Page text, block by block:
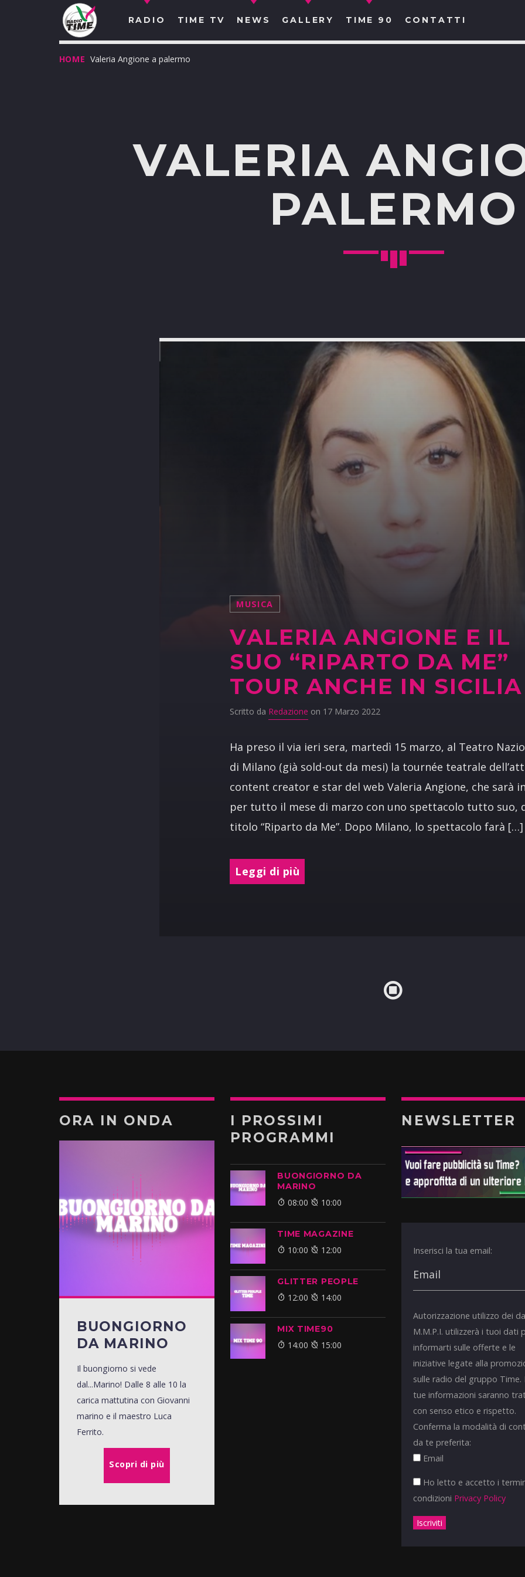
RADIO TIME TV NEWS GALLERY TIME 90 CONTATTI
HOME Valeria Angione a palermo
VALERIA
PALERMO
MUSICA
VALERIA ANGIONE E IL
SUO “RIPARTO DA ME”
TOUR ANCHE IN SICILIA
Scritto da Redazione on 17 Marzo 2022
Ha preso il via ieri sera, martedì 15 marzo, al Teatro
di Milano (già sold-out da mesi) la tournée teatrale
content creator e star del web Valeria Angione, che sarà
per tutto il mese di marzo con uno spettacolo tutto suo,
titolo “Riparto da Me”. Dopo Milano, lo spettacolo farà […]
Leggi di più
ORA IN ONDA
BUONGIORNO
DA MARINO
Il buongiorno si vede
dal...Marino! Dalle 8 alle 10 la
carica mattutina con Giovanni
marino e il maestro Luca
Ferrito.
Scopri di più
I PROSSIMI
PROGRAMMI
BUONGIORNO DA
MARINO
08:00 10:00
TIME MAGAZINE
10:00 12:00
GLITTER PEOPLE
12:00 14:00
MIX TIME90
14:00 15:00
NEWSLETTER
Inserisci la tua email:
Autorizzazione utilizzo dei
M.M.P.I. utilizzerà i tuoi dati
informarti sulle offerte e le
iniziative legate alla
sulle radio del gruppo Time.
tue informazioni saranno
con senso etico e rispetto.
Conferma la modalità di
da te preferita:
Email
Ho letto e accetto i
condizioni Privacy Policy